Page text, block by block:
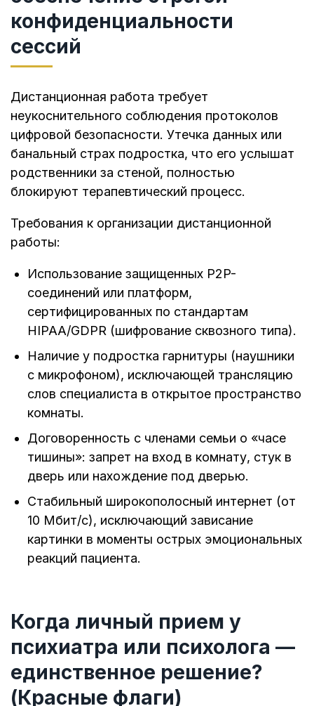
конфиденциальности
сессий
Дистанционная работа требует
неукоснительного соблюдения протоколов
цифровой безопасности. Утечка данных или
банальный страх подростка, что его услышат
родственники за стеной, полностью
блокируют терапевтический процесс.
Требования к организации дистанционной
работы:
Использование защищенных P2P-
соединений или платформ,
сертифицированных по стандартам
HIPAA/GDPR (шифрование сквозного типа).
Наличие у подростка гарнитуры (наушники
с микрофоном), исключающей трансляцию
слов специалиста в открытое пространство
комнаты.
Договоренность с членами семьи о «часе
тишины»: запрет на вход в комнату, стук в
дверь или нахождение под дверью.
Стабильный широкополосный интернет (от
10 Мбит/с), исключающий зависание
картинки в моменты острых эмоциональных
реакций пациента.
Когда личный прием у
психиатра или психолога —
единственное решение?
(Красные флаги)